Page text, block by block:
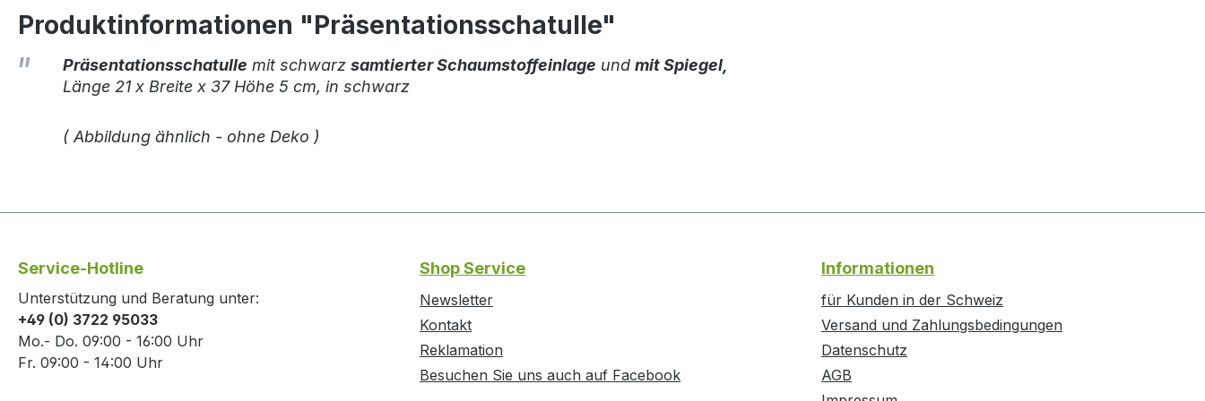
Produktinformationen "Präsentationsschatulle"
Präsentationsschatulle mit schwarz samtierter Schaumstoffeinlage und mit Spiegel,
Länge 21 x Breite x 37 Höhe 5 cm, in schwarz
( Abbildung ähnlich - ohne Deko )
Service-Hotline
Unterstützung und Beratung unter:
+49 (0) 3722 95033
Mo.- Do. 09:00 - 16:00 Uhr
Fr. 09:00 - 14:00 Uhr
Shop Service
Newsletter
Kontakt
Reklamation
Besuchen Sie uns auch auf Facebook
Informationen
für Kunden in der Schweiz
Versand und Zahlungsbedingungen
Datenschutz
AGB